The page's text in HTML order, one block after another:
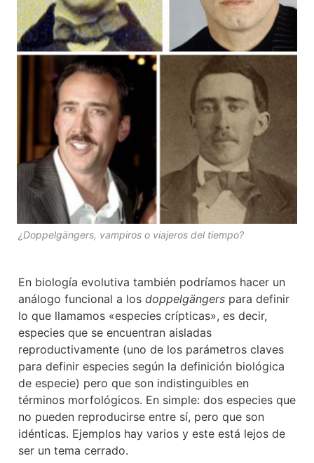
¿Doppelgängers, vampiros o viajeros del tiempo?
En biología evolutiva también podríamos hacer un
análogo funcional a los doppelgängers para definir
lo que llamamos «especies crípticas», es decir,
especies que se encuentran aisladas
reproductivamente (uno de los parámetros claves
para definir especies según la definición biológica
de especie) pero que son indistinguibles en
términos morfológicos. En simple: dos especies que
no pueden reproducirse entre sí, pero que son
idénticas. Ejemplos hay varios y este está lejos de
ser un tema cerrado.